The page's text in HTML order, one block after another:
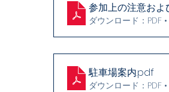
参加上の注意およ
ダウンロード：PDF
駐車場案内.pdf
ダウンロード：PDF